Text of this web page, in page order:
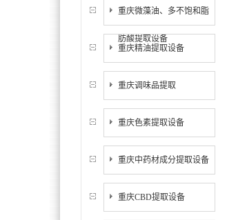
重庆微藻油、多不饱和脂
肪酸提取设备
重庆精油提取设备
重庆调味品提取
重庆色素提取设备
重庆中药材成分提取设备
重庆CBD提取设备